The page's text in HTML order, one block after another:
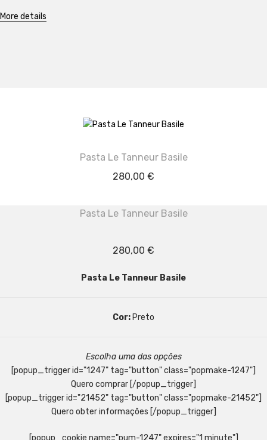
More details
Pasta Le Tanneur Basile
280,00 €
Pasta Le Tanneur Basile
280,00 €
Pasta Le Tanneur Basile
Cor: Preto
Escolha uma das opções
[popup_trigger id="1247" tag="button" class="popmake-1247"]
Quero comprar [/popup_trigger]
[popup_trigger id="21452" tag="button" class="popmake-21452"]
Quero obter informações [/popup_trigger]
[popup_cookie name="pum-1247" expires="1 minute"]